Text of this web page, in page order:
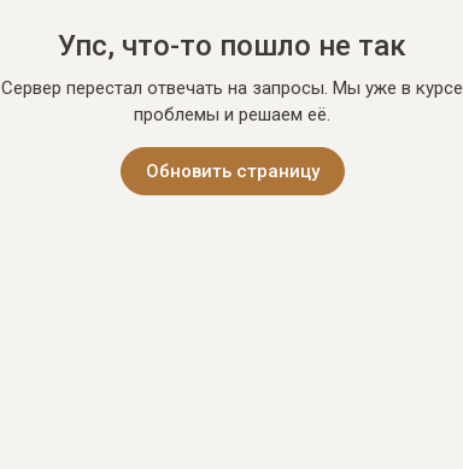
Упс, что-то пошло не так
Сервер перестал отвечать на запросы. Мы уже в курсе
проблемы и решаем её.
Обновить страницу